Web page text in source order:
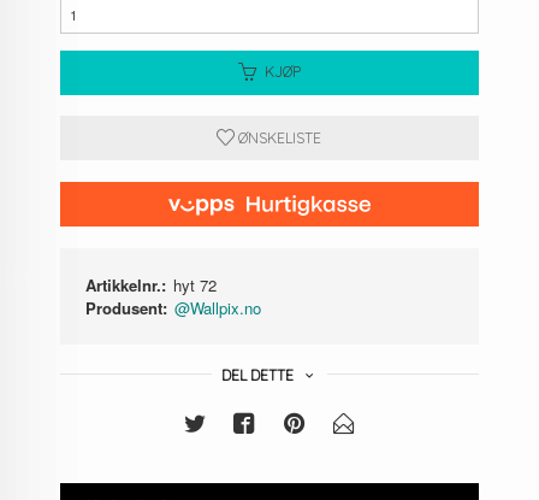
KJØP
ØNSKELISTE
Artikkelnr.: hyt 72
Produsent: @Wallpix.no
DEL DETTE